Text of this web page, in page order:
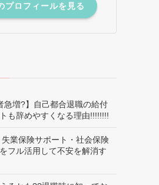
プロフィールを見る
急増?】自己都合退職の給付
も辞めやすくなる理由!!!!!!!!
失業保険サポート・社会保険
フル活用して不安を解消す